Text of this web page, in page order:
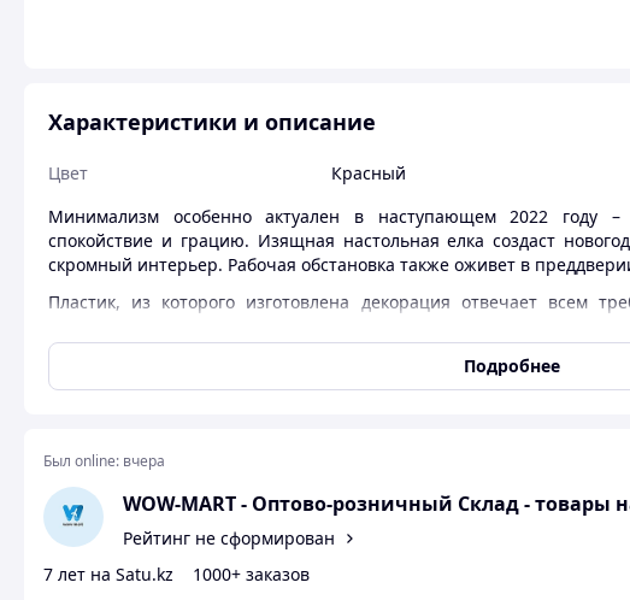
Характеристики и описание
Цвет
Красный
Минимализм особенно актуален в наступающем 2022 году –
спокойствие и грацию. Изящная настольная елка создаст
скромный интерьер. Рабочая обстановка также оживет в
Пластик, из которого изготовлена декорация отвечает всем
нежности. Елочку можно без опасений доверить детям в играх, в
Подробнее
Был online: вчера
WOW-MART - Оптово-розничный Склад - товары
Рейтинг не сформирован
7 лет на Satu.kz
1000+ заказов